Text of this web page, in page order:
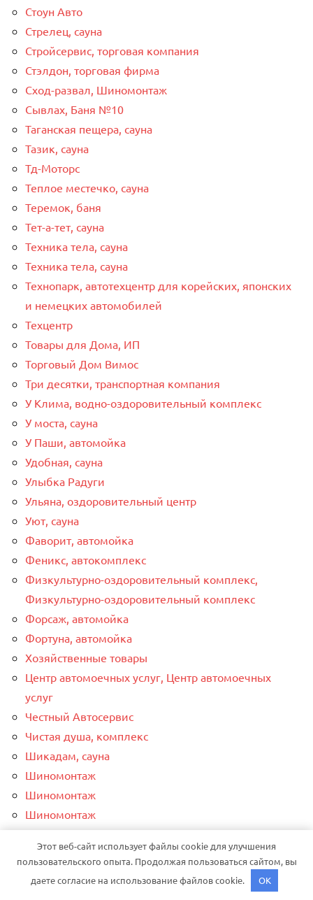
Стоун Авто
Стрелец, сауна
Стройсервис, торговая компания
Стэлдон, торговая фирма
Сход-развал, Шиномонтаж
Сывлах, Баня №10
Таганская пещера, сауна
Тазик, сауна
Тд-Моторс
Теплое местечко, сауна
Теремок, баня
Тет-а-тет, сауна
Техника тела, сауна
Техника тела, сауна
Технопарк, автотехцентр для корейских, японских
и немецких автомобилей
Техцентр
Товары для Дома, ИП
Торговый Дом Вимос
Три десятки, транспортная компания
У Клима, водно-оздоровительный комплекс
У моста, сауна
У Паши, автомойка
Удобная, сауна
Улыбка Радуги
Ульяна, оздоровительный центр
Уют, сауна
Фаворит, автомойка
Феникс, автокомплекс
Физкультурно-оздоровительный комплекс,
Физкультурно-оздоровительный комплекс
Форсаж, автомойка
Фортуна, автомойка
Хозяйственные товары
Центр автомоечных услуг, Центр автомоечных
услуг
Честный Автосервис
Чистая душа, комплекс
Шикадам, сауна
Шиномонтаж
Шиномонтаж
Шиномонтаж
Шиномонтажная мастерская, Шиномонтажная
мастерская
Этот веб-сайт использует файлы cookie для улучшения
пользовательского опыта. Продолжая пользоваться сайтом, вы
даете согласие на использование файлов cookie.
OK